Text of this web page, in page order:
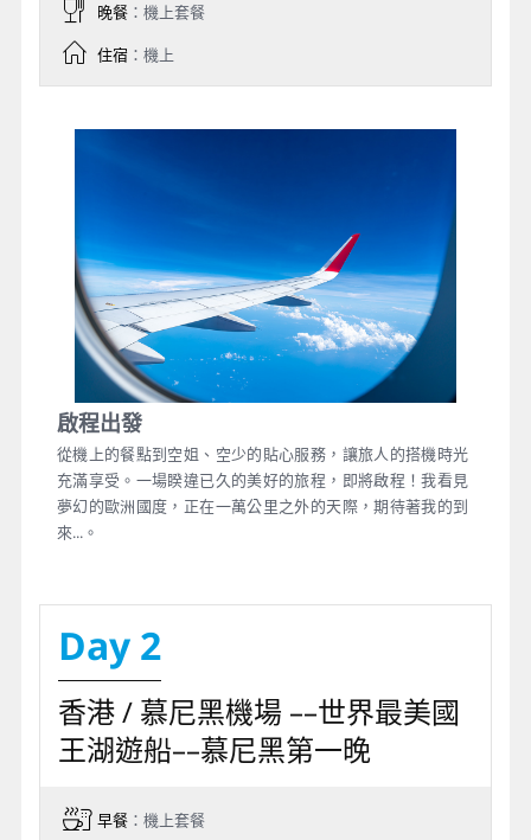
晚餐：機上套餐
住宿：機上
啟程出發
從機上的餐點到空姐、空少的貼心服務，讓旅人的搭機時光
充滿享受。一場睽違已久的美好的旅程，即將啟程！我看見
夢幻的歐洲國度，正在一萬公里之外的天際，期待著我的到
來...。
Day 2
香港 / 慕尼黑機場 ––世界最美國
王湖遊船––慕尼黑第一晚
早餐：機上套餐